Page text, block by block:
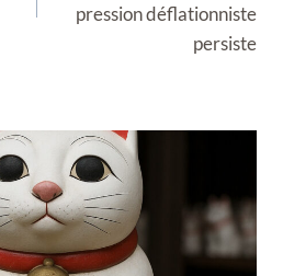
pression déflationniste
persiste